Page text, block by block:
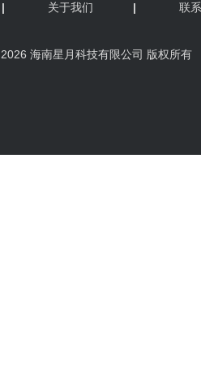
| 关于我们 | 联
2026 海南星月科技有限公司 版权所有